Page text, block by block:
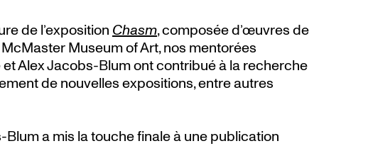
de l’expositionChasm, composée d’œuvres de
Museum of Art, nos mentorées
Alex Jacobs-Blum ont contribué à la recherche
de nouvelles expositions, entre autres
Blum a mis la touche finale à une publication